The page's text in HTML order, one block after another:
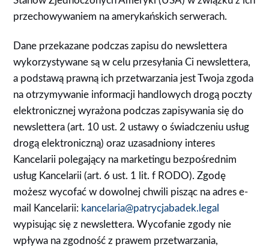
przechowywaniem na amerykańskich serwerach.
Dane przekazane podczas zapisu do newslettera
wykorzystywane są w celu przesyłania Ci newslettera,
a podstawą prawną ich przetwarzania jest Twoja zgoda
na otrzymywanie informacji handlowych drogą poczty
elektronicznej wyrażona podczas zapisywania się do
newslettera (art. 10 ust. 2 ustawy o świadczeniu usług
drogą elektroniczną) oraz uzasadniony interes
Kancelarii polegający na marketingu bezpośrednim
usług Kancelarii (art. 6 ust. 1 lit. f RODO). Zgodę
możesz wycofać w dowolnej chwili pisząc na adres e-
mail Kancelarii: kancelaria@patrycjabadek.legal
wypisując się z newslettera. Wycofanie zgody nie
wpływa na zgodność z prawem przetwarzania,